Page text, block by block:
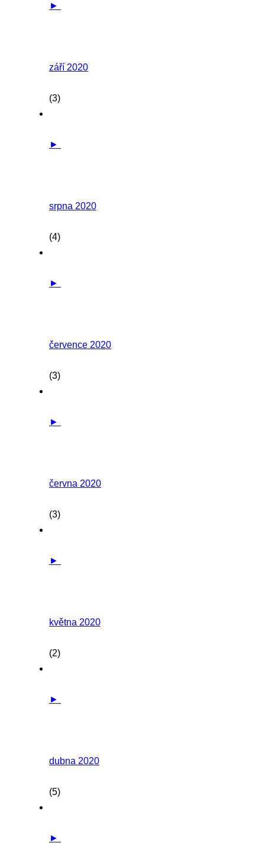
►
září 2020
(3)
►
srpna 2020
(4)
►
července 2020
(3)
►
června 2020
(3)
►
května 2020
(2)
►
dubna 2020
(5)
►